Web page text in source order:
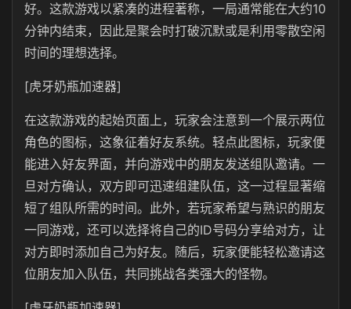
好。这款游戏以紧凑的进程著称，一局通常能在大约10
分钟内结束，因此是聚会时打破沉默或是利用零散空闲
时间的理想选择。
[虎牙奶瓶加速器]
在这款游戏的起始页面上，玩家会注意到一个展示两位
角色的图标，这象征着好友系统。轻点此图标，玩家便
能进入好友界面，并向游戏中的朋友发送组队邀请。一
旦对方确认，双方即可迅速组建队伍，这一过程显著缩
短了组队所需的时间。此外，若玩家希望与熟识的朋友
一同游戏，还可以选择将自己的ID号码分享给对方，让
对方即时添加自己为好友。随后，玩家便能轻松邀请这
位朋友加入队伍，共同挑战各类强大的怪物。